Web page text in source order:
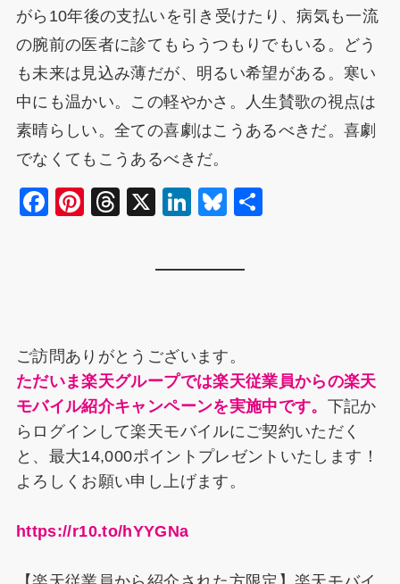
がら10年後の支払いを引き受けたり、病気も一流
の腕前の医者に診てもらうつもりでもいる。どう
も未来は見込み薄だが、明るい希望がある。寒い
中にも温かい。この軽やかさ。人生賛歌の視点は
素晴らしい。全ての喜劇はこうあるべきだ。喜劇
でなくてもこうあるべきだ。
F
o
o
k
Pi
T
s
X
Li
n
Bl
y
ご訪問ありがとうございます。
ただいま楽天グループでは楽天従業員からの楽天
モバイル紹介キャンペーンを実施中です。 下記か
らログインして楽天モバイルにご契約いただく
と、最大14,000ポイントプレゼントいたします！
よろしくお願い申し上げます。
https://r10.to/hYYGNa